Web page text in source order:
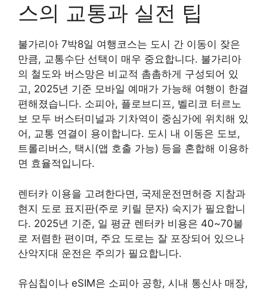
스의 교통과 실전 팁
불가리아 7박8일 여행코스는 도시 간 이동이 잦은
만큼, 교통수단 선택이 매우 중요합니다. 불가리아
의 철도와 버스망은 비교적 촘촘하게 구성되어 있
고, 2025년 기준 모바일 예매가 가능해 여행이 한결
편해졌습니다. 소피아, 플로브디프, 벨리코 터르노
보 모두 버스터미널과 기차역이 중심가에 위치해 있
어, 교통 연결이 용이합니다. 도시 내 이동은 도보,
트롤리버스, 택시(앱 호출 가능) 등을 혼합해 이용하
면 효율적입니다.
렌터카 이용을 고려한다면, 국제운전면허증 지참과
현지 도로 표지판(주로 키릴 문자) 숙지가 필요합니
다. 2025년 기준, 일 평균 렌터카 비용은 40~70불
로 저렴한 편이며, 주요 도로는 잘 포장되어 있으나
산악지대 운전은 주의가 필요합니다.
유심칩이나 eSIM은 소피아 공항, 시내 통신사 매장,